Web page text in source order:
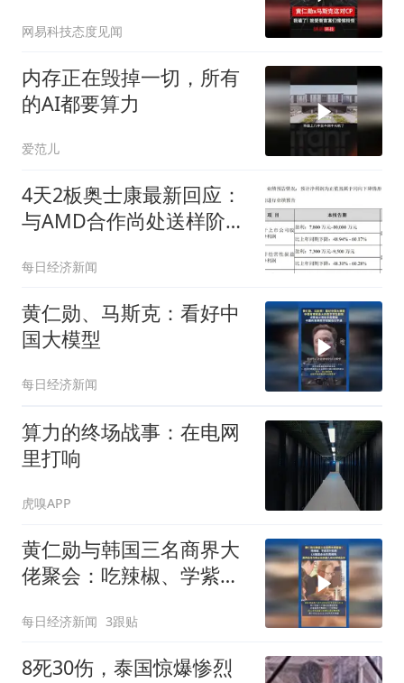
网易科技态度见闻
内存正在毁掉一切，所有
的AI都要算力
爱范儿
4天2板奥士康最新回应：
与AMD合作尚处送样阶
展订单合作
每日经济新闻
黄仁勋、马斯克：看好中
国大模型
每日经济新闻
算力的终场战事：在电网
里打响
虎嗅APP
黄仁勋与韩国三名商界大
佬聚会：吃辣椒、学紫苏
烤肉
每日经济新闻 3跟贴
8死30伤，泰国惊爆惨烈